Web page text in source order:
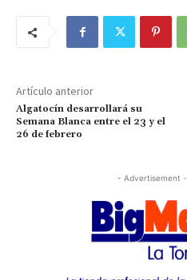
Artículo anterior
Algatocín desarrollará su
Semana Blanca entre el 23 y el
26 de febrero
- Advertisement -